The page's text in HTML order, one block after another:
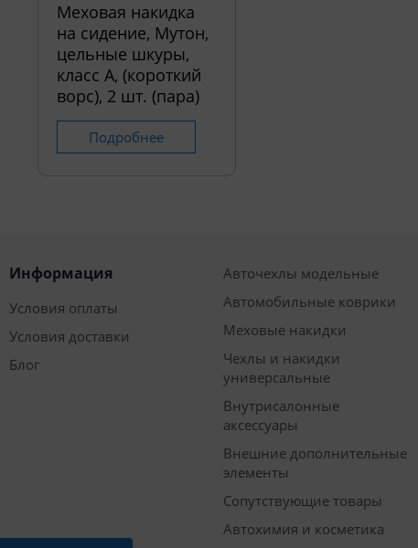
Меховая накидка
на сидение, Мутон,
цельные шкуры,
класс А, (короткий
ворс), 2 шт. (пара)
Подробнее
Информация
Условия оплаты
Условия доставки
Блог
Авточехлы модельные
Автомобильные коврики
Меховые накидки
Чехлы и накидки
универсальные
Внутрисалонные
аксессуары
Внешние дополнительные
элементы
Сопутствующие товары
Автохимия и косметика